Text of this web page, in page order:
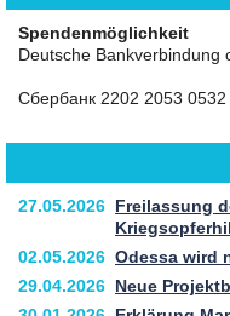
Spendenmöglichkeit
Deutsche Bankverbindung
Сбербанк 2202 2053 0532
27.05.2026 Freilassung
02.05.2026 Odessa wird
29.04.2026 Neue